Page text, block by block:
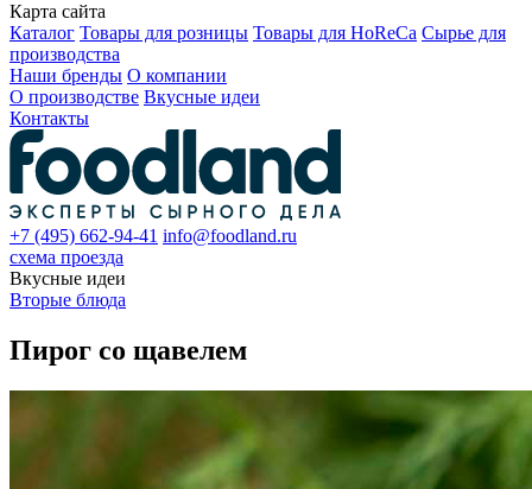
Карта сайта
Каталог Товары для розницы Товары для HoReCa Сырье для
производства
Наши бренды О компании
О производстве Вкусные идеи
Контакты
+7 (495) 662-94-41 info@foodland.ru
схема проезда
Вкусные идеи
Вторые блюда
Пирог со щавелем